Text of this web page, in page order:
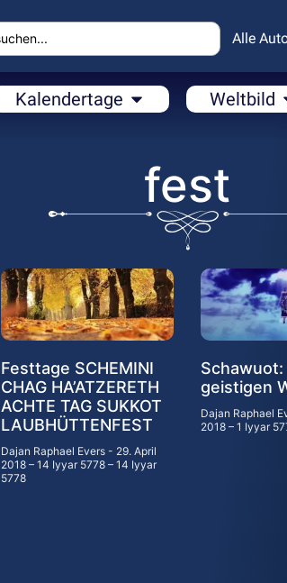
Alle
Kalendertage Weltbild
fest
Festtage SCHEMINI
CHAG HA’ATZERETH
ACHTE TAG SUKKOT
LAUBHÜTTENFEST
Dajan Raphael Evers
29. April
2018 – 14 Iyyar 5778 – 14 Iyyar
5778
geistigen
Dajan Raphael
2018 – 1 Iyyar